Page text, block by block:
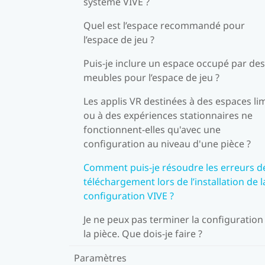
Quel est l’espace recommandé pour
l’espace de jeu ?
Puis-je inclure un espace occupé par des
meubles pour l’espace de jeu ?
Les applis VR destinées à des espaces
ou à des expériences stationnaires ne
fonctionnent-elles qu'avec une
configuration au niveau d'une pièce ?
Comment puis-je résoudre les erreurs
téléchargement lors de l’installation de
configuration VIVE ?
Je ne peux pas terminer la
la pièce. Que dois-je faire ?
Paramètres